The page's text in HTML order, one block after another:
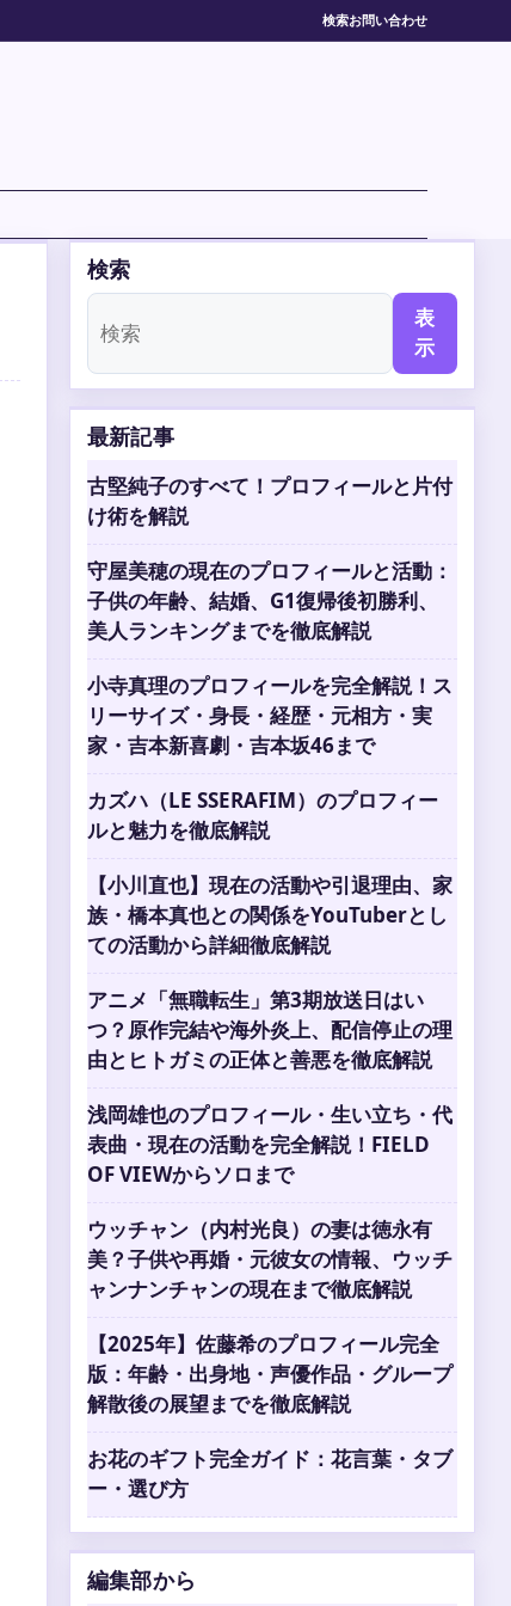
検索お問い合わせ
検索
表
示
最新記事
古堅純子のすべて！プロフィールと片付
け術を解説
守屋美穂の現在のプロフィールと活動：
子供の年齢、結婚、G1復帰後初勝利、
美人ランキングまでを徹底解説
小寺真理のプロフィールを完全解説！ス
リーサイズ・身長・経歴・元相方・実
家・吉本新喜劇・吉本坂46まで
カズハ（LE SSERAFIM）のプロフィー
ルと魅力を徹底解説
【小川直也】現在の活動や引退理由、家
族・橋本真也との関係をYouTuberとし
ての活動から詳細徹底解説
アニメ「無職転生」第3期放送日はい
つ？原作完結や海外炎上、配信停止の理
由とヒトガミの正体と善悪を徹底解説
浅岡雄也のプロフィール・生い立ち・代
表曲・現在の活動を完全解説！FIELD
OF VIEWからソロまで
ウッチャン（内村光良）の妻は徳永有
美？子供や再婚・元彼女の情報、ウッチ
ャンナンチャンの現在まで徹底解説
【2025年】佐藤希のプロフィール完全
版：年齢・出身地・声優作品・グループ
解散後の展望までを徹底解説
お花のギフト完全ガイド：花言葉・タブ
ー・選び方
編集部から